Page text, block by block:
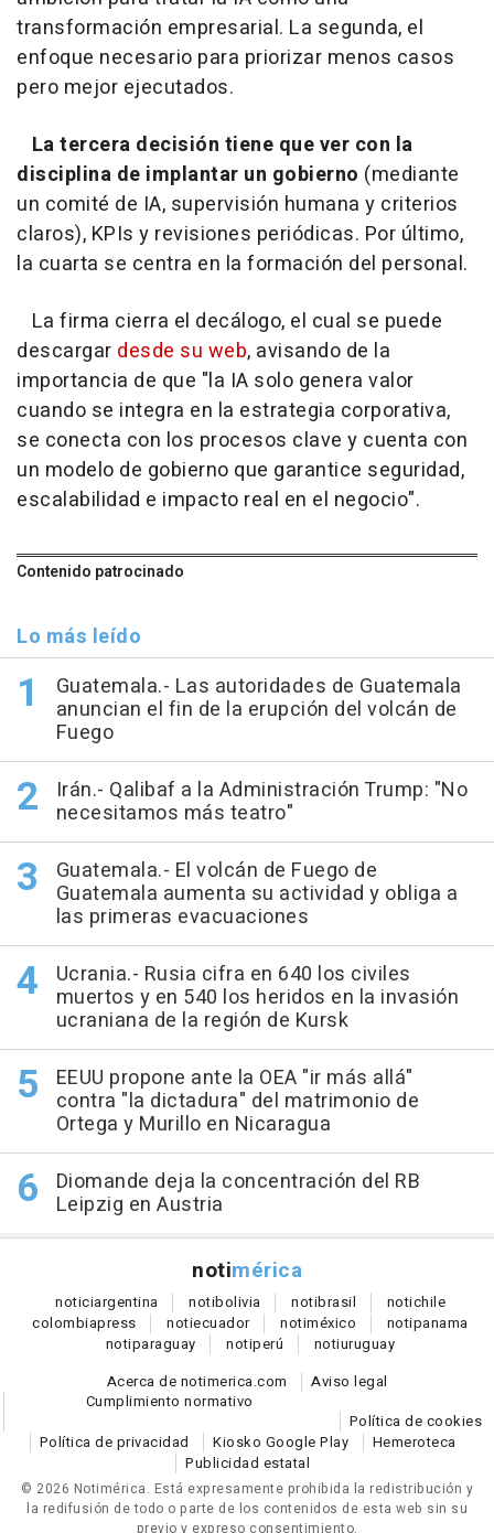
transformación empresarial. La segunda, el
enfoque necesario para priorizar menos casos
pero mejor ejecutados.
La tercera decisión tiene que ver con la
disciplina de implantar un gobierno (mediante
un comité de IA, supervisión humana y criterios
claros), KPIs y revisiones periódicas. Por último,
la cuarta se centra en la formación del personal.
La firma cierra el decálogo, el cual se puede
descargar desde su web, avisando de la
importancia de que "la IA solo genera valor
cuando se integra en la estrategia corporativa,
se conecta con los procesos clave y cuenta con
un modelo de gobierno que garantice seguridad,
escalabilidad e impacto real en el negocio".
Contenido patrocinado
Lo más leído
Guatemala.- Las autoridades de Guatemala
anuncian el fin de la erupción del volcán de
Fuego
Irán.- Qalibaf a la Administración Trump: "No
necesitamos más teatro"
Guatemala.- El volcán de Fuego de
Guatemala aumenta su actividad y obliga a
las primeras evacuaciones
Ucrania.- Rusia cifra en 640 los civiles
muertos y en 540 los heridos en la invasión
ucraniana de la región de Kursk
EEUU propone ante la OEA "ir más allá"
contra "la dictadura" del matrimonio de
Ortega y Murillo en Nicaragua
Diomande deja la concentración del RB
Leipzig en Austria
notimérica
noticiargentina notibolivia notibrasil notichile
colombiapress notiecuador notiméxico notipanama
notiparaguay notiperú notiuruguay
Acerca de notimerica.com
Aviso legal
Cumplimiento normativo
Política de cookies
Política de privacidad
Kiosko Google Play
Hemeroteca
Publicidad estatal
© 2026 Notimérica. Está expresamente prohibida la redistribución y
la redifusión de todo o parte de los contenidos de esta web sin su
previo y expreso consentimiento.